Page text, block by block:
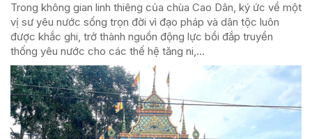
Trong không gian linh thiêng của chùa Cao Dân, ký ức về một
vị sư yêu nước sống trọn đời vì đạo pháp và dân tộc luôn
được khắc ghi, trở thành nguồn động lực bồi đắp truyền
thống yêu nước cho các thế hệ tăng ni,...